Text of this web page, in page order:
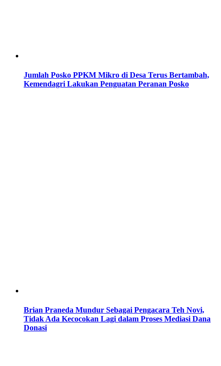
Jumlah Posko PPKM Mikro di Desa Terus Bertambah,
Kemendagri Lakukan Penguatan Peranan Posko
Brian Praneda Mundur Sebagai Pengacara Teh Novi,
Tidak Ada Kecocokan Lagi dalam Proses Mediasi Dana
Donasi